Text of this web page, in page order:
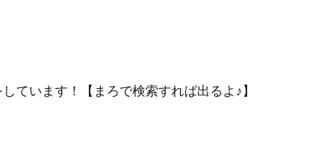
ています！【まろで検索すれば出るよ♪】